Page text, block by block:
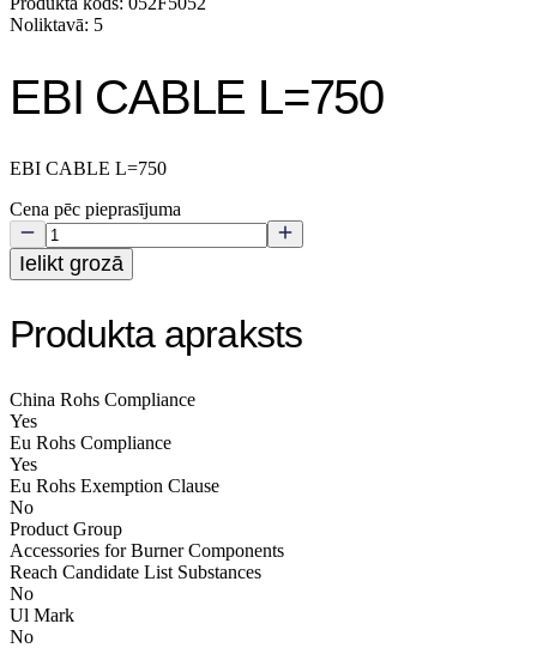
Noliktavā: 5
EBI CABLE L=750
EBI CABLE L=750
Cena pēc pieprasījuma
Ielikt grozā
Produkta apraksts
China Rohs Compliance
Yes
Eu Rohs Compliance
Yes
Eu Rohs Exemption Clause
No
Product Group
Accessories for Burner Components
Reach Candidate List Substances
No
Ul Mark
No